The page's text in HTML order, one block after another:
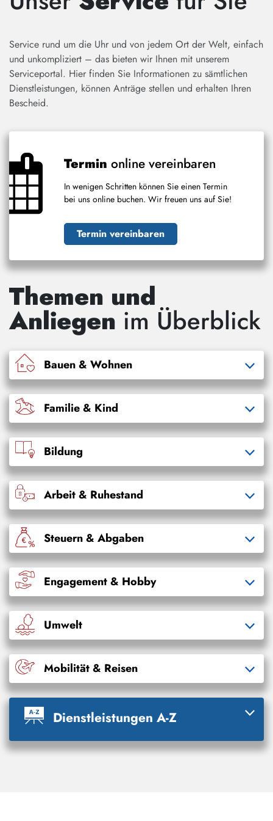
Service rund um die Uhr und von jedem Ort der Welt, einfach
und unkompliziert – das bieten wir Ihnen mit unserem
Serviceportal. Hier finden Sie Informationen zu sämtlichen
Dienstleistungen, können Anträge stellen und erhalten Ihren
Bescheid.
Termin online vereinbaren
In wenigen Schritten können Sie einen Termin
bei uns online buchen. Wir freuen uns auf Sie!
Termin vereinbaren
Themen und
Anliegen im Überblick
Bauen & Wohnen
Familie & Kind
Bildung
Arbeit & Ruhestand
Steuern & Abgaben
Engagement & Hobby
Umwelt
Mobilität & Reisen
Dienstleistungen A-Z